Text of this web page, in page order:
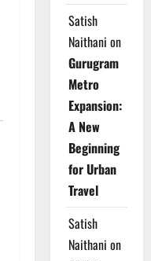
Satish
Naithani on
Gurugram
Metro
Expansion:
A New
Beginning
for Urban
Travel
Satish
Naithani on